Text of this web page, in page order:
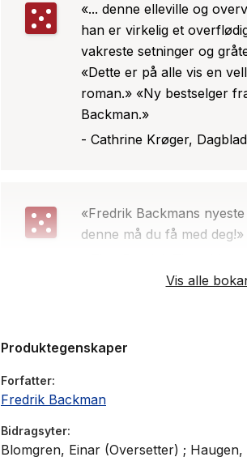
«... denne elleville og
han er virkelig et
vakreste setninger og
«Dette er på alle vis en
roman.» «Ny bestselger
Backman.»
- Cathrine Krøger,
«Fredrik Backmans
denne må du få med deg!»
Vis alle
Produktegenskaper
Forfatter
Fredrik Backman
Bidragsyter
Blomgren, Einar (Oversetter) ;